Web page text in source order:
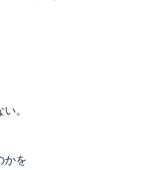
。
かを